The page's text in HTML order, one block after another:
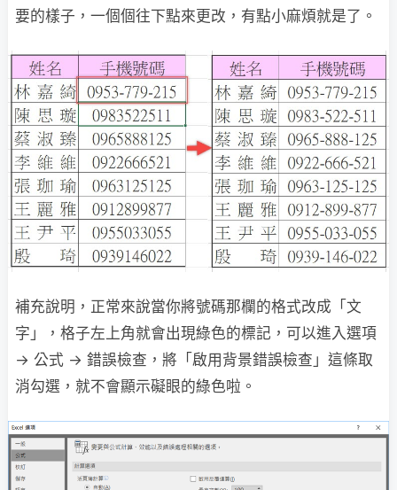
要的樣子，一個個往下點來更改，有點小麻煩就是了。
補充說明，正常來說當你將號碼那欄的格式改成「文
字」，格子左上角就會出現綠色的標記，可以進入選項
→ 公式 → 錯誤檢查，將「啟用背景錯誤檢查」這條取
消勾選，就不會顯示礙眼的綠色啦。